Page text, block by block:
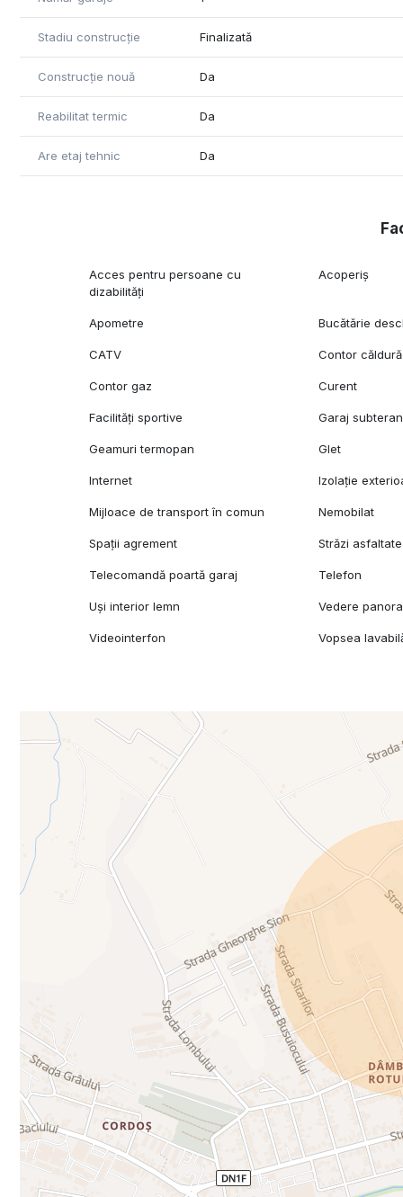
Stadiu construcție Finalizată
Construcție nouă Da
Reabilitat termic Da
Are etaj tehnic Da
Acces pentru persoane cu
dizabilități
Acoperiș
Apometre Bucătărie
CATV Contor căldură
Contor gaz Curent
Facilități sportive Garaj subteran
Geamuri termopan Glet
Internet Izolație
Mijloace de transport în comun Nemobilat
Spații agrement Străzi asfaltate
Telecomandă poartă garaj Telefon
Uși interior lemn Vedere
Videointerfon Vopsea